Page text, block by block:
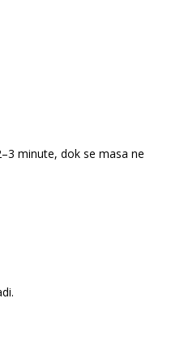
minute, dok se masa ne